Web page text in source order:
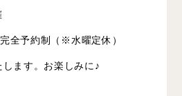
全予約制（※水曜定休）
ます。お楽しみに♪